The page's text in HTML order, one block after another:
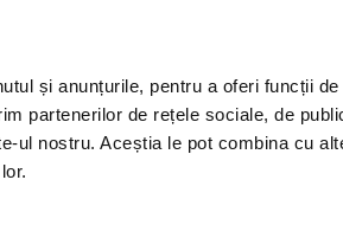
și anunțurile, pentru a oferi funcții
partenerilor de rețele sociale, de
ul nostru. Aceștia le pot combina cu